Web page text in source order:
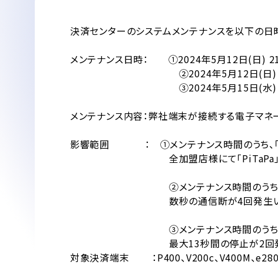
決済センターのシステムメンテナンスを以下の日
メンテナンス日時： ①2024年5月12日(日)
②2024年5月12日(日) 22:00
③2024年5月15日(水) 1:00
メンテナンス内容：弊社端末が接続する電子マ
影響範囲 ： ①メンテナンス時間のうち、「
全加盟店様にて「PiTaPa」の全て
②メンテナンス時間のうち、「12日
数秒の通信断が4回発生いた
③メンテナンス時間のうち、「15日
最大13秒間の停止が2回発生い
対象決済端末 ：P400、V200c、V400M、e280